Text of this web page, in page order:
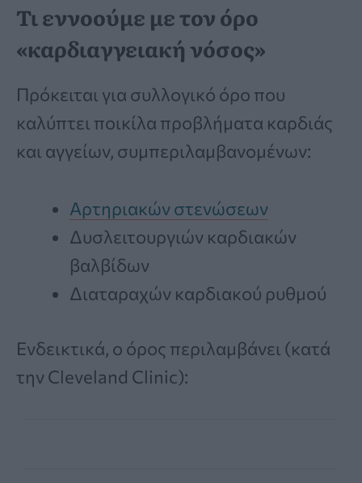
Τι εννοούμε με τον όρο
«καρδιαγγειακή νόσος»
Πρόκειται για συλλογικό όρο που
καλύπτει ποικίλα προβλήματα καρδιάς
και αγγείων, συμπεριλαμβανομένων:
Αρτηριακών στενώσεων
Δυσλειτουργιών καρδιακών
βαλβίδων
Διαταραχών καρδιακού ρυθμού
Ενδεικτικά, ο όρος περιλαμβάνει (κατά
την Cleveland Clinic):